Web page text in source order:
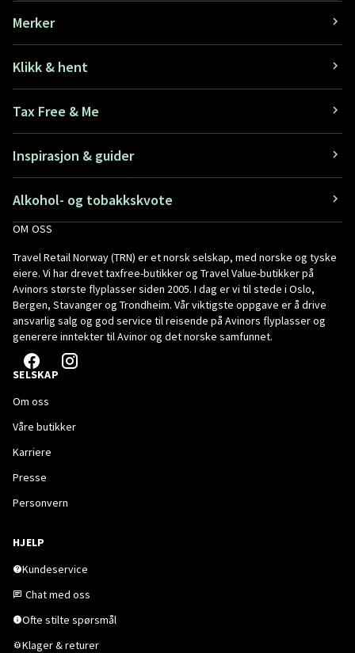
Merker
Klikk & hent
Tax Free & Me
Inspirasjon & guider
Alkohol- og tobakkskvote
OM OSS
Travel Retail Norway (TRN) er et norsk selskap, med norske og tyske
eiere. Vi har drevet taxfree-butikker og Travel Value-butikker på
Avinors største flyplasser siden 2005. I dag er vi til stede i Oslo,
Bergen, Stavanger og Trondheim. Vår viktigste oppgave er å drive
ansvarlig salg og god service til reisende på Avinors flyplasser og
generere inntekter til Avinor og det norske samfunnet.
SELSKAP
Om oss
Våre butikker
Karriere
Presse
Personvern
HJELP
Kundeservice
Chat med oss
Ofte stilte spørsmål
Klager & returer